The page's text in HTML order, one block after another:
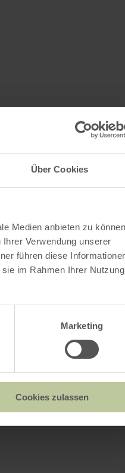
Über Cookies
Medien anbieten zu
Verwendung unserer
führen diese
im Rahmen Ihrer Nutzung
Marketing
Cookies zulassen